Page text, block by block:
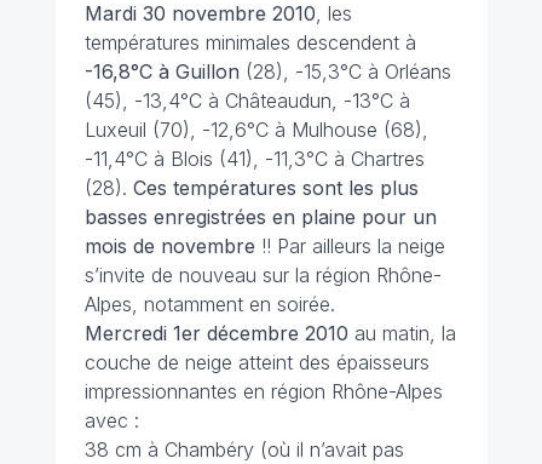
Mardi 30 novembre 2010, les
températures minimales descendent à
-16,8°C à Guillon (28), -15,3°C à Orléans
(45), -13,4°C à Châteaudun, -13°C à
Luxeuil (70), -12,6°C à Mulhouse (68),
-11,4°C à Blois (41), -11,3°C à Chartres
(28). Ces températures sont les plus
basses enregistrées en plaine pour un
mois de novembre !! Par ailleurs la neige
s’invite de nouveau sur la région Rhône-
Alpes, notamment en soirée.
Mercredi 1er décembre 2010 au matin, la
couche de neige atteint des épaisseurs
impressionnantes en région Rhône-Alpes
avec :
38 cm à Chambéry (où il n’avait pas